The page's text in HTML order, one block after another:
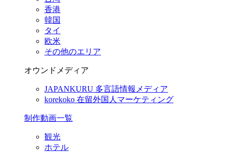
香港
韓国
タイ
欧米
その他のエリア
オウンドメディア
JAPANKURU 多言語情報メディア
korekoko 在留外国人マーケティング
制作動画一覧
観光
ホテル